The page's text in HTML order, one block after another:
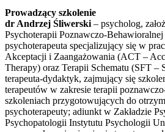
Prowadzący szkolenie
dr Andrzej Śliwerski– psycholog,
Psychoterapii Poznawczo-Behawioralnej
psychoterapeuta specjalizujący się w
Akceptacji i Zaangażowania (ACT –
Therapy) oraz Terapii Schematu (SFT –
terapeuta-dydaktyk, zajmujący się
terapeutów w zakresie terapii
szkoleniach przygotowujących do
psychoterapeuty; adiunkt w Zakładzie
Psychopatologii Instytutu Psychologii